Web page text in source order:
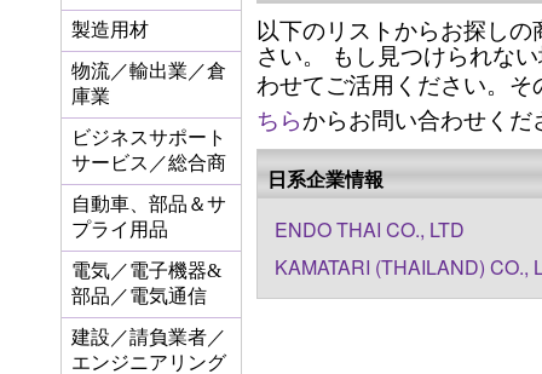
製造用材
物流／輸出業／倉
庫業
ビジネスサポート
サービス／総合商
自動車、部品＆サ
プライ用品
電気／電子機器&
部品／電気通信
建設／請負業者／
エンジニアリング
以下のリストからお探し
さい。 もし見つけられな
わせてご活用ください。
ちらからお問い合わせくだ
日系企業情報
ENDO THAI CO., LTD
KAMATARI (THAILAND) CO.,